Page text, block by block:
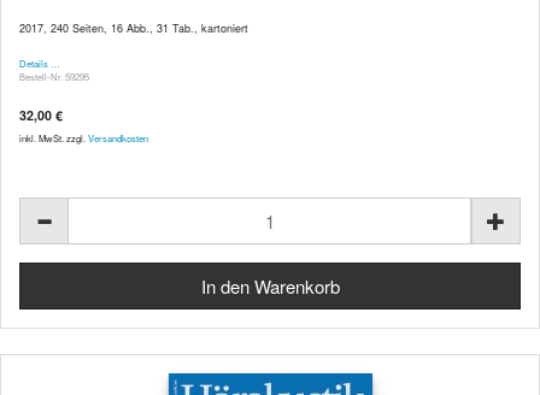
2017, 240 Seiten, 16 Abb., 31 Tab., kartoniert
Details …
Bestell-Nr. 59295
32,00 €
inkl. MwSt. zzgl. Versandkosten